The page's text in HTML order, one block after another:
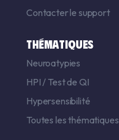
Contacter le support
THÉMATIQUES
Neuroatypies
HPI / Test de QI
Hypersensibilité
Toutes les thématiques